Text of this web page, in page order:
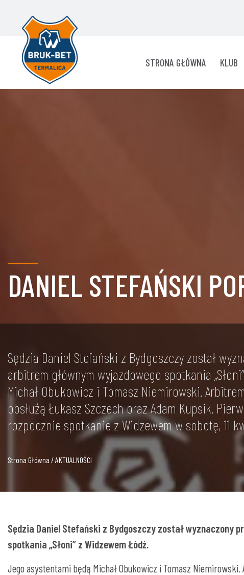
STRONA GŁÓWNA KLUB
DANIEL STEFAŃSKI
Sędzia Daniel Stefański z Bydgoszczy został
arbitrem głównym wyjazdowego spotkania
Michał Obukowicz i Tomasz Niemirowski.
obsłużą Łukasz Szczech oraz Adam Kupsik.
rozpocznie spotkanie z Widzewem w sobotę, 11
Strona Główna / AKTUALNOŚCI
Sędzia Daniel Stefański z Bydgoszczy został wyznaczony
spotkania „Słoni” z Widzewem Łódź.
Jego asystentami będą Michał Obukowicz i Tomasz